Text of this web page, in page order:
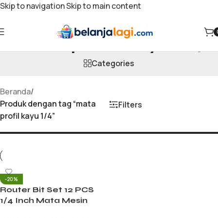
Skip to navigationSkip to main content
mata profil kayu 1/4
Categories
Beranda/
Produk dengan tag “mata
profil kayu 1/4”
Filters
-20%
Router Bit Set 12 PCS
1/4 Inch Mata Mesin